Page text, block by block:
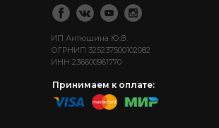
ИП Антюшина Ю.В.
ОГРНИП 325237500102082
ИНН 236600961770
Принимаем к оплате: